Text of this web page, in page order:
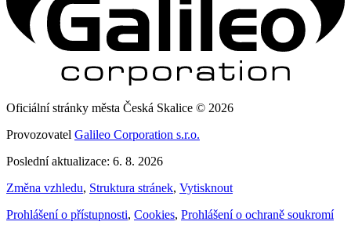
Oficiální stránky města Česká Skalice © 2026
Provozovatel Galileo Corporation s.r.o.
Poslední aktualizace: 6. 8. 2026
Změna vzhledu, Struktura stránek, Vytisknout
Prohlášení o přístupnosti, Cookies, Prohlášení o ochraně soukromí